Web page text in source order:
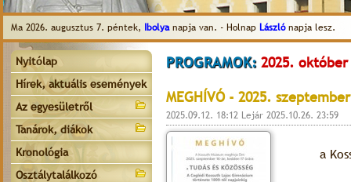
Ma 2026. augusztus 7. péntek, Ibolyanapja van. - Holnap Lászlónapja lesz.
Nyitólap
Hírek, aktuális események
Az egyesületről
Tanárok, diákok
Kronológia
Osztálytalálkozó
PROGRAMOK: 2025. október
MEGHÍVÓ - 2025.
2025.09.12. 18:12 Lejár 2025.10.26. 23:59
a